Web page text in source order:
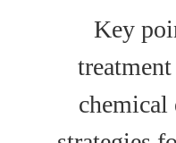
Key
chemical